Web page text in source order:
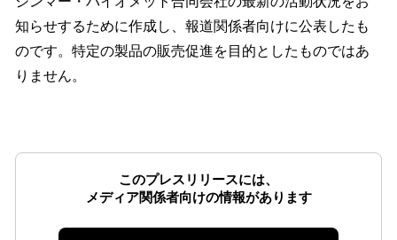
知らせするために作成し、報道関係者向けに公表したも
のです。特定の製品の販売促進を目的としたものではあ
りません。
このプレスリリースには、
メディア関係者向けの情報があります